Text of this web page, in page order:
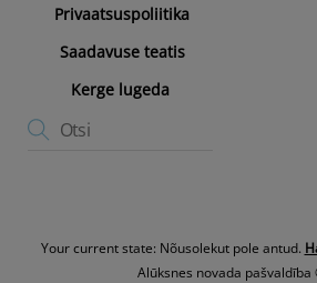
Privaatsuspoliitika
Saadavuse teatis
Kerge lugeda
Your current state: Nõusolekut pole antud.
Alūksnes novada pašvaldība